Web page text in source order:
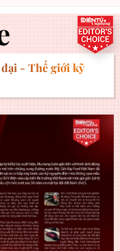
- Thế giới kỹ